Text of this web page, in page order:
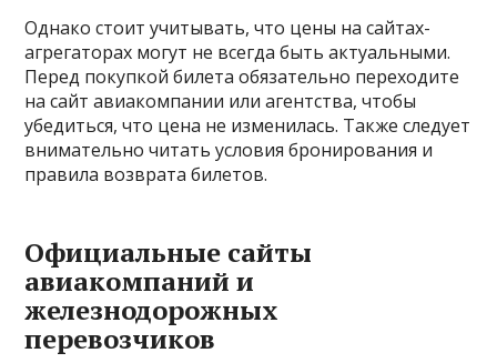
Однако стоит учитывать, что цены на сайтах-
агрегаторах могут не всегда быть актуальными.
Перед покупкой билета обязательно переходите
на сайт авиакомпании или агентства, чтобы
убедиться, что цена не изменилась. Также следует
внимательно читать условия бронирования и
правила возврата билетов.
Официальные сайты
авиакомпаний и
железнодорожных
перевозчиков